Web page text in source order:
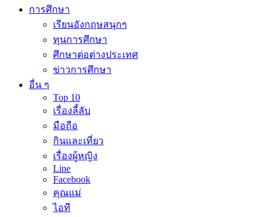
การศึกษา
เรียนอังกฤษสนุกๆ
ทุนการศึกษา
ศึกษาต่อต่างประเทศ
ข่าวการศึกษา
อื่น ๆ
Top 10
เรื่องลี้ลับ
มือถือ
กินและเที่ยว
เรื่องผู้หญิง
Line
Facebook
คุณแม่
ไอที